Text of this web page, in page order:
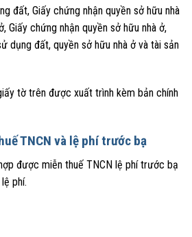
đất, Giấy chứng nhận quyền sở hữu nhà
Giấy chứng nhận quyền sở hữu nhà ở,
dụng đất, quyền sở hữu nhà ở và tài sản
tờ trên được xuất trình kèm bản chính
TNCN và lệ phí trước bạ
được miễn thuế TNCN lệ phí trước bạ
phí.